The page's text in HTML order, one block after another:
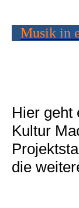
Musik in
Hier geht
Kultur
die